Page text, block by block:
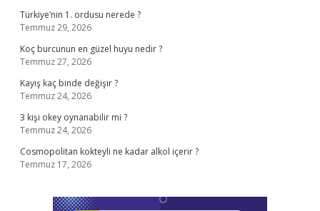
Türkiye’nin 1. ordusu nerede ?
Temmuz 29, 2026
Koç burcunun en güzel huyu nedir ?
Temmuz 27, 2026
Kayış kaç binde değişir ?
Temmuz 24, 2026
3 kişi okey oynanabilir mi ?
Temmuz 24, 2026
Cosmopolitan kokteyli ne kadar alkol içerir ?
Temmuz 17, 2026